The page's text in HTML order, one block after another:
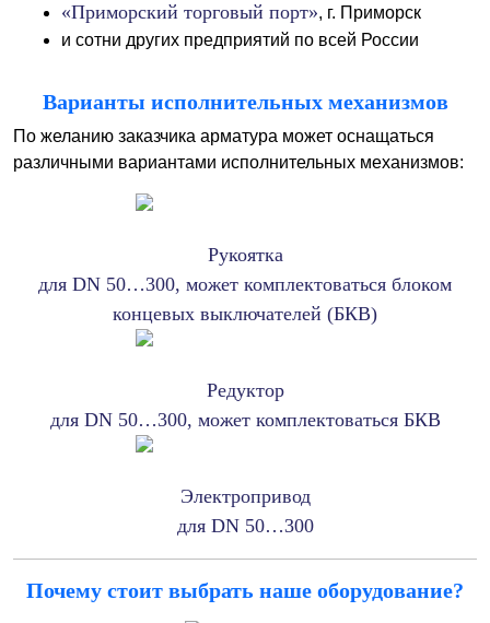
«Приморский торговый порт», г. Приморск
и сотни других предприятий по всей России
Варианты исполнительных механизмов
По желанию заказчика арматура может оснащаться
различными вариантами исполнительных механизмов:
Рукоятка
для DN 50…300, может комплектоваться блоком
концевых выключателей (БКВ)
Редуктор
для DN 50…300, может комплектоваться БКВ
Электропривод
для DN 50…300
Почему стоит выбрать наше оборудование?